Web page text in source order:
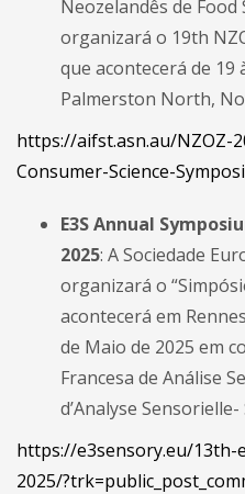
Neozelandês de
organizará o 19th
que acontecerá de 19
Palmerston North,
https://aifst.asn.au/NZOZ-
Consumer-Science-
E3S Annual
2025: A Sociedade
organizará o
acontecerá em
de Maio de 2025 em
Francesa de Análise
d’Analyse Sensorielle-
https://e3sensory.eu/13th-
2025/